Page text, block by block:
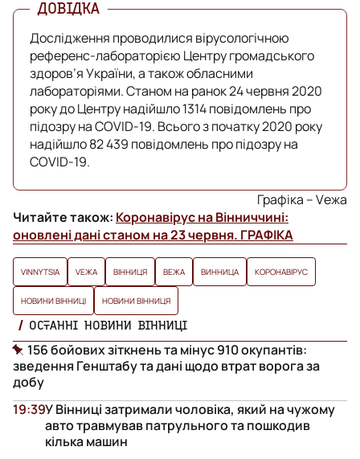
Дослідження проводилися вірусологічною
референс-лабораторією Центру громадського
здоров’я України, а також обласними
лабораторіями. Станом на ранок 24 червня 2020
року до Центру надійшло 1314 повідомлень про
підозру на COVID-19. Всього з початку 2020 року
надійшло 82 439 повідомлень про підозру на
COVID-19.
Графіка – Vежа
Читайте також: Коронавірус на Вінниччині:
оновлені дані станом на 23 червня. ГРАФІКА
VINNYTSIA VЕЖА ВІННИЦЯ ВЕЖА ВИННИЦА КОРОНАВІРУС
НОВИНИ ВІННИЦІ НОВИНИ ВІННИЦЯ
ОСТАННІ НОВИНИ ВІННИЦІ
156 бойових зіткнень та мінус 910 окупантів:
зведення Генштабу та дані щодо втрат ворога за
добу
У Вінниці затримали чоловіка, який на чужому
авто травмував патрульного та пошкодив
кілька машин
19:39